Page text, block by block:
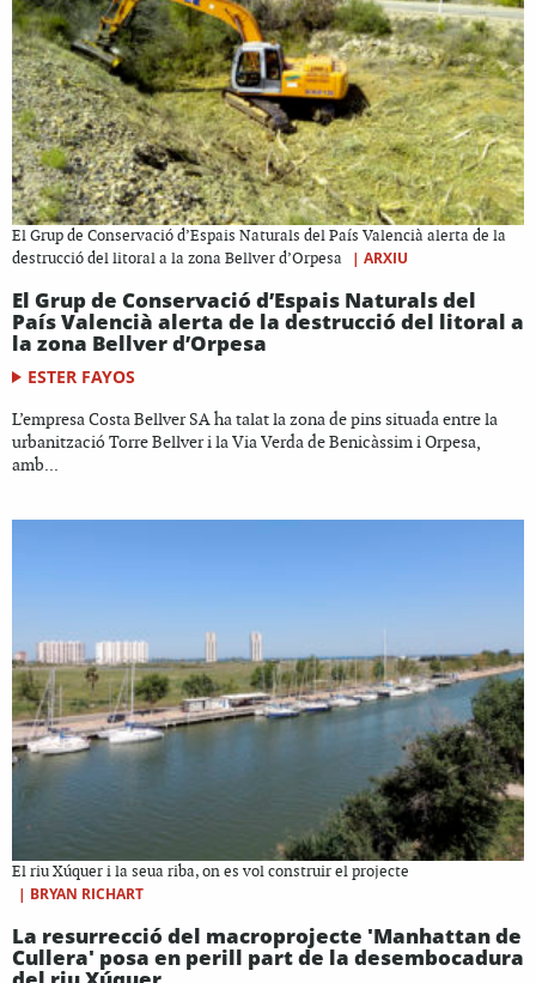
El Grup de Conservació d’Espais Naturals del País Valencià alerta de la
destrucció del litoral a la zona Bellver d’Orpesa
| ARXIU
El Grup de Conservació d’Espais Naturals del
País Valencià alerta de la destrucció del litoral a
la zona Bellver d’Orpesa
ESTER FAYOS
L’empresa Costa Bellver SA ha talat la zona de pins situada entre la
urbanització Torre Bellver i la Via Verda de Benicàssim i Orpesa,
amb...
El riu Xúquer i la seua riba, on es vol construir el projecte
| BRYAN RICHART
La resurrecció del macroprojecte 'Manhattan de
Cullera' posa en perill part de la desembocadura